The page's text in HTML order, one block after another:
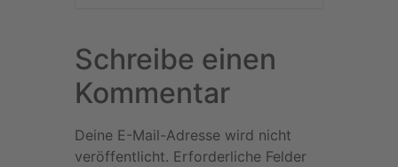
Schreibe einen
Kommentar
Deine E-Mail-Adresse wird nicht
veröffentlicht. Erforderliche Felder